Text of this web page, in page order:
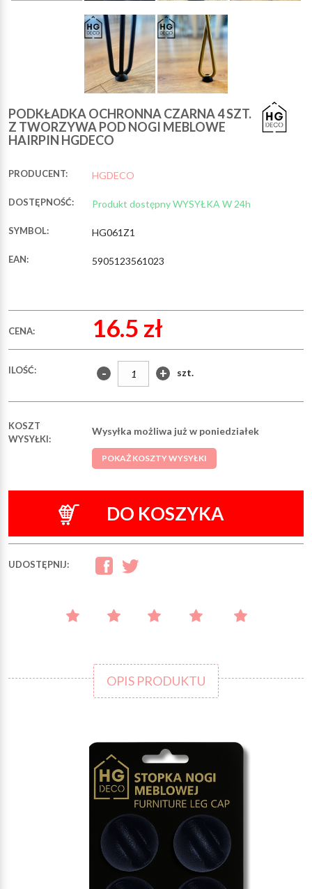
PODKŁADKA OCHRONNA CZARNA 4 SZT.
Z TWORZYWA POD NOGI MEBLOWE
HAIRPIN HGDECO
PRODUCENT: HGDECO
DOSTĘPNOŚĆ: Produkt dostępny WYSYŁKA W 24h
SYMBOL: HG061Z1
EAN: 5905123561023
CENA: 16.5 zł
ILOŚĆ: - + szt.
KOSZT
WYSYŁKI:
Wysyłka możliwa już w poniedziałek
POKAŻ KOSZTY WYSYŁKI
DO KOSZYKA
UDOSTĘPNIJ:
OPIS PRODUKTU